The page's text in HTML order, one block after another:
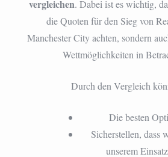
vergleichen. Dabei ist es wichtig,
die Quoten für den Sieg von
Manchester City achten, sondern
Wettmöglichkeiten in
Durch den Vergleich
Die besten
Sicherstellen, dass
unserem